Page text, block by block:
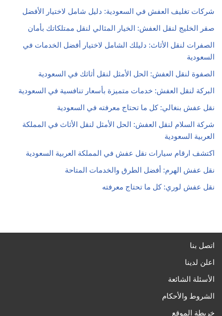
شركات تغليف العفش في السعودية: دليل شامل لاختيار الأفضل
صقر الخليج لنقل العفش: الخيار المثالي لنقل ممتلكاتك بأمان
الصفرات لنقل الأثاث: دليلك الشامل لاختيار أفضل الخدمات في
السعودية
الصفوة لنقل العفش: الحل الأمثل لنقل أثاثك في السعودية
البركة لنقل العفش: خدمات متميزة بأسعار تنافسية في السعودية
نقل عفش بنغالي: كل ما تحتاج معرفته في السعودية
شركة السلام لنقل العفش: الحل الأمثل لنقل الأثاث في المملكة
العربية السعودية
اكتشف ارقام سيارات نقل عفش في المملكة العربية السعودية
نقل عفش الهرم: أفضل الطرق والخدمات المتاحة
نقل عفش لوري: كل ما تحتاج معرفته
اتصل بنا
اعلن لدينا
الأسئلة الشائعة
الشروط والأحكام
خريطة الموقع